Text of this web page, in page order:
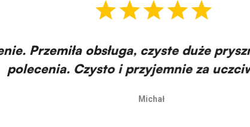
Przemiła obsługa, czyste duże
polecenia. Czysto i przyjemnie za
Michał